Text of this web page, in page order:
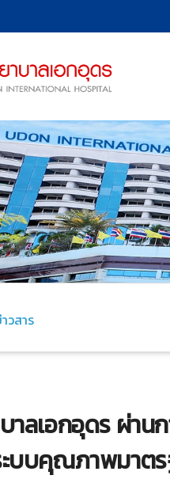
วสาร
าลเอกอุดร ผ่า
บบคุณภาพมาตร